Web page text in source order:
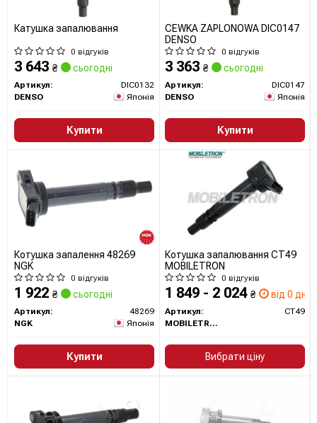
Катушка запалювання
0 відгуків
3 643 ₴ сьогодні
Артикул:
DIC0132
DENSO
Японія
Купити
CEWKA ZAPLONOWA DIC0147
DENSO
0 відгуків
3 363 ₴ сьогодні
Артикул:
DIC0147
DENSO
Японія
Купити
Котушка запалення 48269
NGK
0 відгуків
1 922 ₴ сьогодні
Артикул:
48269
NGK
Японія
Купити
Котушка запалювання CT49
MOBILETRON
0 відгуків
1 849 - 2 024 ₴ від 0 дн.
Артикул:
CT49
MOBILETRON
Вибрати ціну